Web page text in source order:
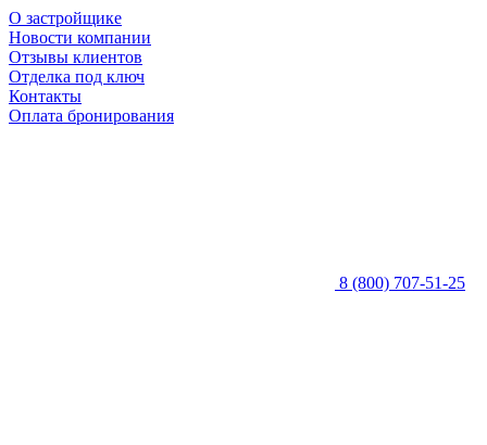
О застройщике
Новости компании
Отзывы клиентов
Отделка под ключ
Контакты
Оплата бронирования
8 (800) 707-51-25